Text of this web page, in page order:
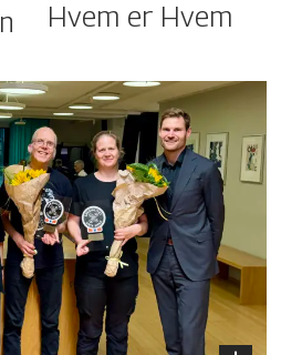
Hvem er Hvem